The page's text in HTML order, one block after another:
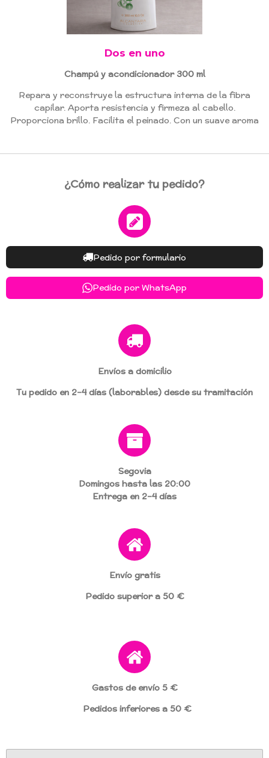
Dos en uno
Champú y acondicionador 300 ml
Repara y reconstruye la estructura interna de la fibra
capilar. Aporta resistencia y firmeza al cabello.
Proporciona brillo. Facilita el peinado. Con un suave aroma
¿Cómo realizar tu pedido?
Pedido por formulario
Pedido por WhatsApp
Envíos a domicilio
Tu pedido en 2–4 días (laborables) desde su tramitación
Segovia
Domingos hasta las 20:00
Entrega en 2–4 días
Envío gratis
Pedido superior a 50 €
Gastos de envío 5 €
Pedidos inferiores a 50 €